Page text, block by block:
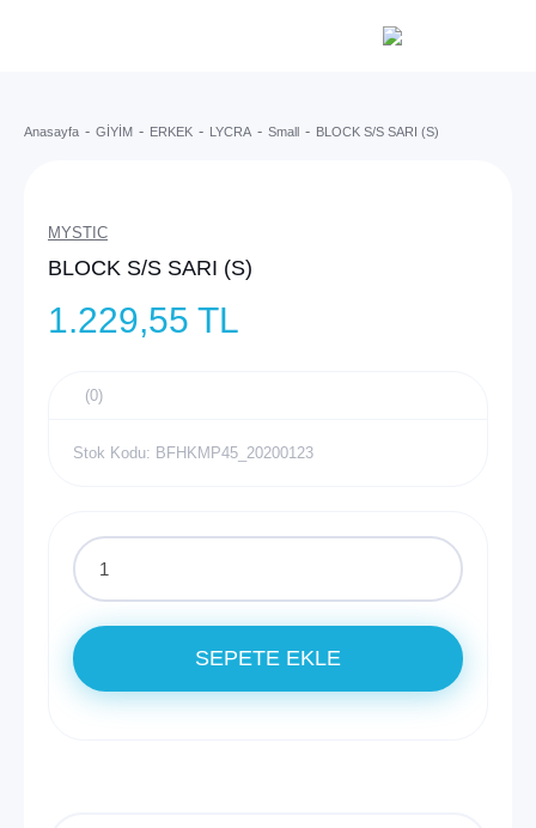
Anasayfa GİYİM ERKEK LYCRA Small BLOCK S/S SARI (S)
MYSTIC
BLOCK S/S SARI (S)
1.229,55 TL
(0)
Stok Kodu: BFHKMP45_20200123
SEPETE EKLE